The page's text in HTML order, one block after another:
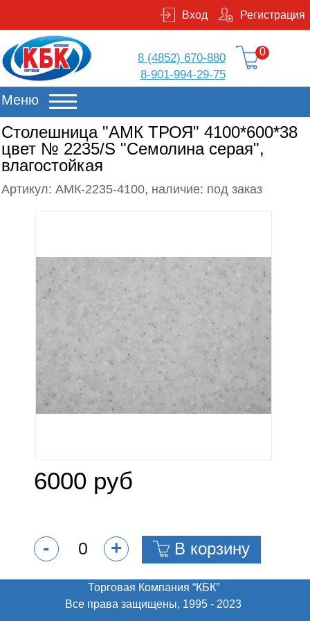
Регистрация
Вход
8 (4852) 670-880
8-901-994-29-75
0
Меню
Столешница "АМК ТРОЯ" 4100*600*38
цвет № 2235/S "Семолина серая",
влагостойкая
Артикул: АМК-2235-4100, наличие: под заказ
6000 руб
- + В корзину
Торговая Компания “КБК”
Все права защищены, 1995 - 2023